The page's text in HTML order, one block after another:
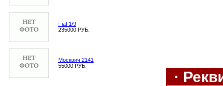
Fiat 1/9
235000 РУБ.
Москвич 2141
55000 РУБ.
·